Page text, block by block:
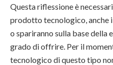
Questa riflessione è
prodotto tecnologico, anche
o spariranno sulla base della
grado di offrire. Per il
tecnologico di questo tipo